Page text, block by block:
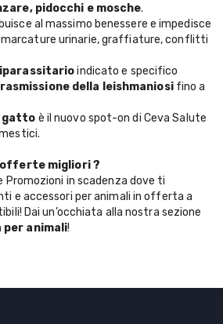
pidocchi e mosche.
al massimo benessere e impedisce
urinarie, graffiature, conflitti
indicato e specifico
della leishmaniosifino a
gatto è il nuovo spot-on di Ceva Salute
offerte migliori ?
Promozioni in scadenza dove ti
e accessori per animali in offerta a
Dai un’occhiata alla nostra sezione
animali!